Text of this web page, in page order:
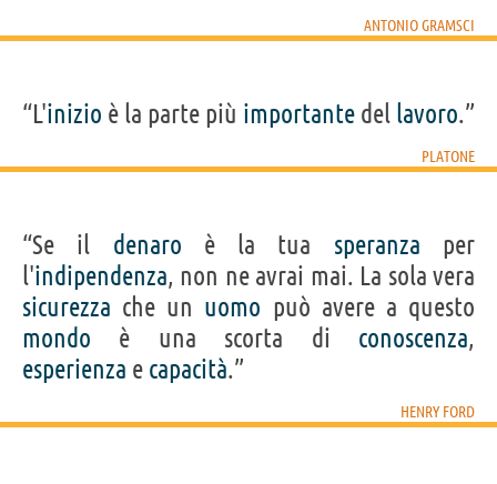
ANTONIO GRAMSCI
“L'inizio è la parte più importante del lavoro.”
PLATONE
“Se il denaro è la tua speranza per
l'indipendenza, non ne avrai mai. La sola vera
sicurezza che un uomo può avere a questo
mondo è una scorta di conoscenza,
esperienza e capacità.”
HENRY FORD